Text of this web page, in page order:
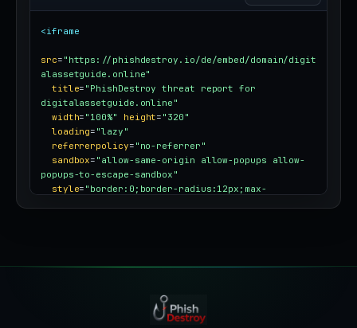
<iframe
src= "https://phishdestroy.io/de/embed/domain/digit
alassetguide.online"
title= "PhishDestroy threat report for
digitalassetguide.online"
width= "100%" height= "320"
loading= "lazy"
referrerpolicy= "no-referrer"
sandbox= "allow-same-origin allow-popups allow-
popups-to-escape-sandbox"
style= "border:0;border-radius:12px;max-